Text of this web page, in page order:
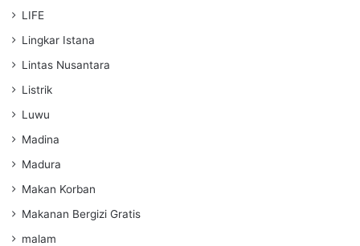
LIFE
Lingkar Istana
Lintas Nusantara
Listrik
Luwu
Madina
Madura
Makan Korban
Makanan Bergizi Gratis
malam